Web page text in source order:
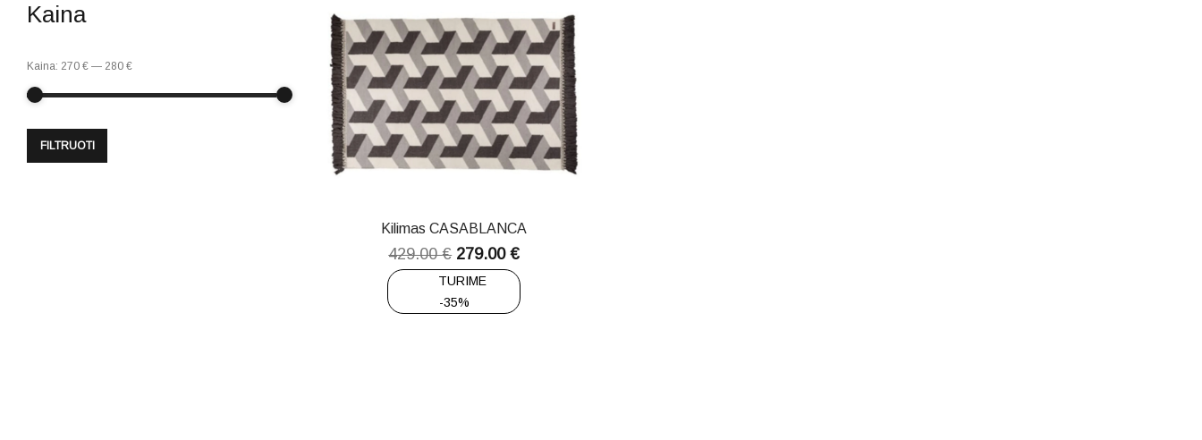
Kilimas CASABLANCA
429.00€ 279.00€
TURIME
-35%
Kaina
FILTRUOTI
Kaina: 270 € — 280 €